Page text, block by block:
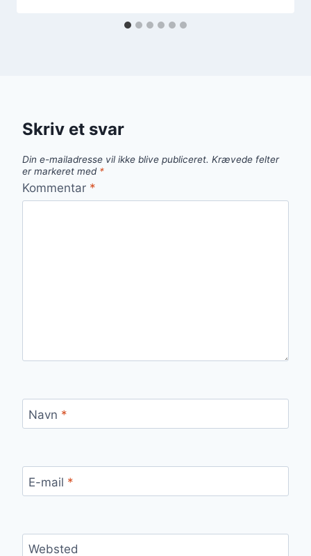
Skriv et svar
Din e-mailadresse vil ikke blive publiceret. Krævede felter
er markeret med *
Kommentar *
Navn *
E-mail *
Websted